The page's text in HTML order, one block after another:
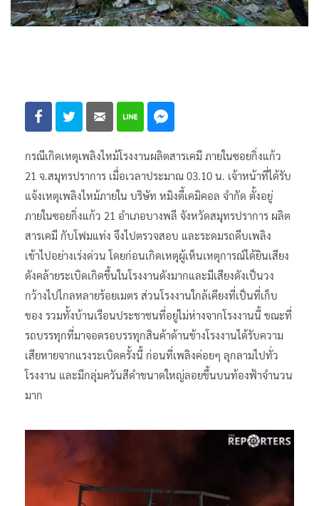
กรณีเกิดเหตุเพลิงไหม้โรงงานผลิตสารเคมี ภายในซอยกิ่งแก้ว
21 จ.สมุทรปราการ เมื่อเวลาประมาณ 03.10 น. เจ้าหน้าที่ได้รับ
แจ้งเหตุเพลิงไหม้ภายใน บริษัท หมิงตี้เคมิคอล จำกัด ตั้งอยู่
ภายในซอยกิ่งแก้ว 21 อำเภอบางพลี จังหวัดสมุทรปราการ ผลิต
สารเคมี กับโฟมแท่ง จึงไปตรวจสอบ และระดมรถดีบเพลิง
เข้าไปอย่างเร่งด่วน โดยก่อนเกิดเหตุผู้เห็นเหตุการณ์ได้ยินเสียง
ดังคล้ายระเบิดเกิดขึ้นในโรงงานดังมากและมีเสียงดังเป็นวง
กว้างไปไกลหลายร้อยเมตร ส่วนโรงงานใกล้เคียงที่เป็นที่เก็บ
ของ รวมทั้งบ้านเรือนประชาชนที่อยู่ไม่ห่างจากโรงงานนี้ ขณะที่
รถบรรทุกที่มาจอดรอบรรทุกสินค้าด้านข้างโรงงานได้รับความ
เสียหายจากแรงระเบิดครั้งนี้ ก่อนที่เพลิงค่อยๆ ลุกลามไปทั่ว
โรงงาน และมีกลุ่มควันสีดำขนาดใหญ่ลอยขึ้นบนท้องฟ้าจำนวน
มาก